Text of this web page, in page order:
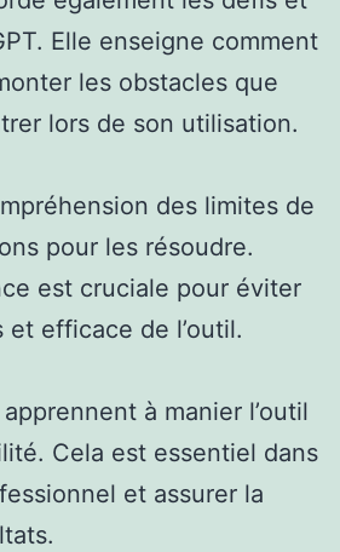
Elle enseigne comment
les obstacles que
lors de son utilisation.
des limites de
pour les résoudre.
est cruciale pour éviter
efficace de l’outil.
à manier l’outil
Cela est essentiel dans
et assurer la